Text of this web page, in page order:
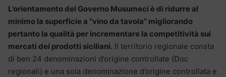
L’orientamento del Governo Musumeci è di ridurre al
minimo la superficie a “vino da tavola” migliorando
pertanto la qualità per incrementare la competitività sui
mercati dei prodotti siciliani. Il territorio regionale consta
di ben 24 denominazioni d’origine controllate (Doc
regionali) e una sola denominazione d’origine controllata e